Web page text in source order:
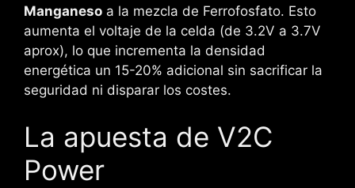
Manganeso a la mezcla de Ferrofosfato. Esto
aumenta el voltaje de la celda (de 3.2V a 3.7V
aprox), lo que incrementa la densidad
energética un 15-20% adicional sin sacrificar la
seguridad ni disparar los costes.
La apuesta de V2C
Power